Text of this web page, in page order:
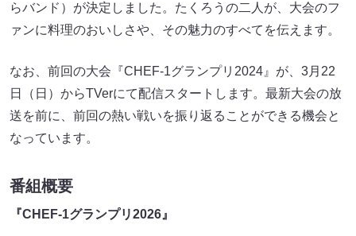
らバンド）が決定しました。たくろうの二人が、大会のフ
ァンに料理のおいしさや、その魅力のすべてを伝えます。
なお、前回の大会『CHEF-1グランプリ2024』が、3月22
日（日）からTVerにて配信スタートします。最新大会の放
送を前に、前回の熱い戦いを振り返ることができる機会と
なっています。
番組概要
『CHEF-1グランプリ2026』